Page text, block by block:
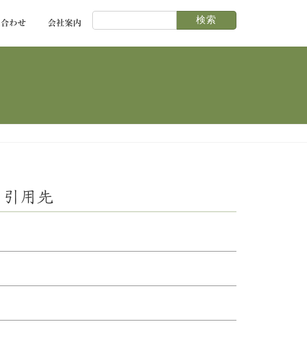
わせ 会社案内
索:
用先